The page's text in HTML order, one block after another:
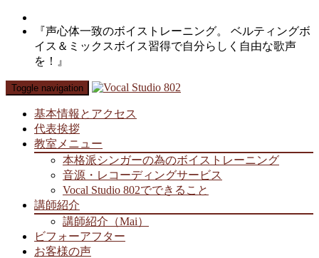
『声心体一致のボイストレーニング。 ベルティングボ
イス＆ミックスボイス習得で自分らしく自由な歌声
を！』
Toggle navigation
基本情報とアクセス
代表挨拶
教室メニュー
本格派シンガーの為のボイストレーニング
音源・レコーディングサービス
Vocal Studio 802でできること
講師紹介
講師紹介（Mai）
ビフォーアフター
お客様の声